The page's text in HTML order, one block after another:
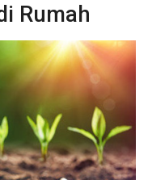
Rumah